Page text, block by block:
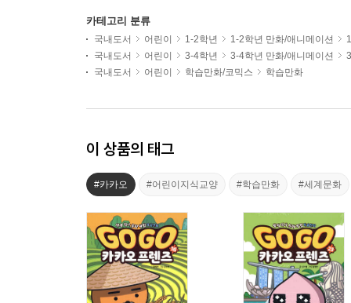
카테고리 분류
국내도서 어린이 1-2학년 1-2학년 만화/애니메이션
국내도서
어린이 3-4학년 3-4학년 만화/애니메이션
국내도서
어린이 학습만화/코믹스 학습만화
이 상품의 태그
#카카오 #어린이지식교양 #학습만화 #세계문화